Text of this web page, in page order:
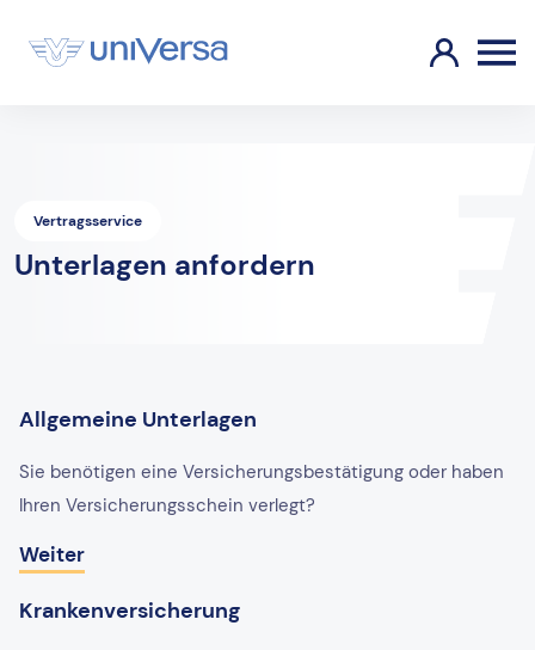
Vertragsservice
Unterlagen anfordern
Allgemeine Unterlagen
Sie benötigen eine Versicherungsbestätigung oder haben
Ihren Versicherungsschein verlegt?
Weiter
Krankenversicherung